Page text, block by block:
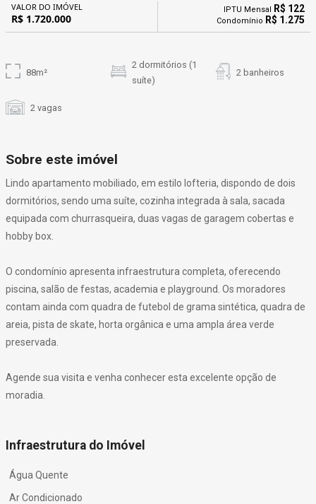
VALOR DO IMÓVEL
R$ 1.720.000
IPTU Mensal R$ 122
Condomínio R$ 1.275
88m²
2 dormitórios (1
suíte)
2 banheiros
2 vagas
Sobre este imóvel
Lindo apartamento mobiliado, em estilo lofteria, dispondo de dois
dormitórios, sendo uma suíte, cozinha integrada à sala, sacada
equipada com churrasqueira, duas vagas de garagem cobertas e
hobby box.
O condomínio apresenta infraestrutura completa, oferecendo
piscina, salão de festas, academia e playground. Os moradores
contam ainda com quadra de futebol de grama sintética, quadra de
areia, pista de skate, horta orgânica e uma ampla área verde
preservada.
Agende sua visita e venha conhecer esta excelente opção de
moradia.
Infraestrutura do Imóvel
Água Quente
Ar Condicionado